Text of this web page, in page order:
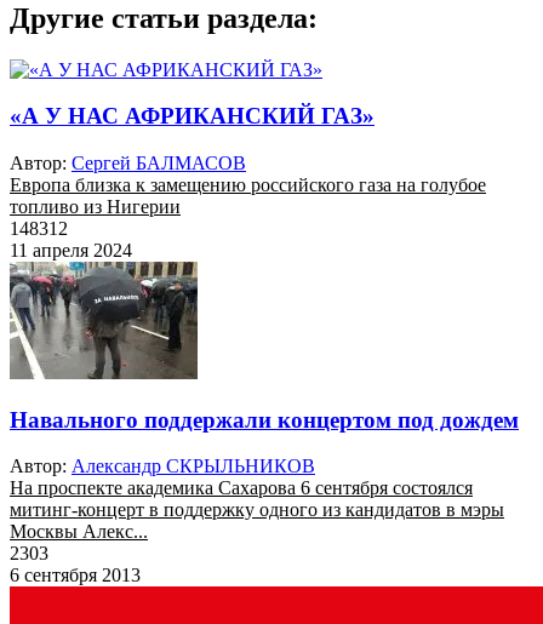
Другие статьи раздела:
«А У НАС АФРИКАНСКИЙ ГАЗ»
Автор: Сергей БАЛМАСОВ
Европа близка к замещению российского газа на голубое
топливо из Нигерии
148312
11 апреля 2024
Навального поддержали концертом под дождем
Автор: Александр СКРЫЛЬНИКОВ
На проспекте академика Сахарова 6 сентября состоялся
митинг-концерт в поддержку одного из кандидатов в мэры
Москвы Алекс...
2303
6 сентября 2013